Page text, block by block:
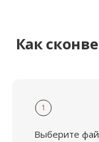
Как
1
Выберите